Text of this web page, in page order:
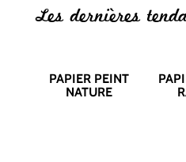
Les dernières
PAPIER PEINT
NATURE